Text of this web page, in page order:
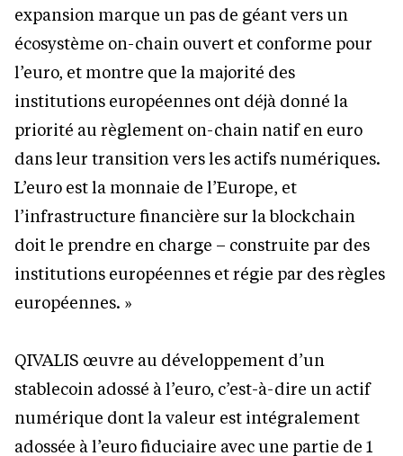
expansion marque un pas de géant vers un
écosystème on-chain ouvert et conforme pour
l’euro, et montre que la majorité des
institutions européennes ont déjà donné la
priorité au règlement on-chain natif en euro
dans leur transition vers les actifs numériques.
L’euro est la monnaie de l’Europe, et
l’infrastructure financière sur la blockchain
doit le prendre en charge – construite par des
institutions européennes et régie par des règles
européennes. »
QIVALIS œuvre au développement d’un
stablecoin adossé à l’euro, c’est-à-dire un actif
numérique dont la valeur est intégralement
adossée à l’euro fiduciaire avec une partie de 1